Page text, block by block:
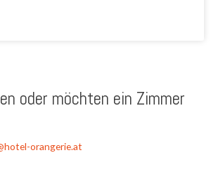
oder möchten ein Zimmer
orangerie.at